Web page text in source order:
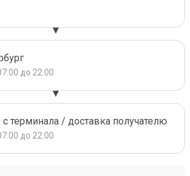
до 22:00
терминала / доставка получателю
до 22:00